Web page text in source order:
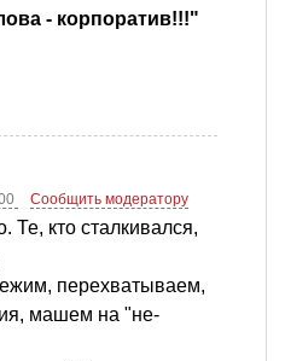
- корпоратив!!!"
Сообщить модератору
Те, кто сталкивался,
перехватываем,
машем на "не-